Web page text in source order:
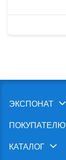
ЭКСПОНАТ
ПОКУПАТЕЛЮ
КАТАЛОГ